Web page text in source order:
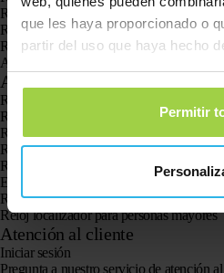
que les haya proporcionado o
partir del uso que haya hecho
Permitir
Reloj GPS Spotter Senior
Reloj GPS Spotter Explorer
Reloj GPS Spotter para niños
Animal Spotter
Aplicaciones
Rastreadores GPS
Rastreador GPS para niños
Relojes con GPS para niños
Rastreador GPS para gatos
Rastreador GPS para perros
El localizador GPS para personas
Rastreador GPS para la demencia y el
Reloj localizador para personas mayores
Atención al cliente
Iniciar sesión
Pregunta a nuestro servicio de atención